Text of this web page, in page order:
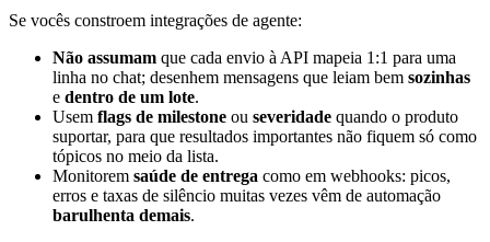
Se vocês constroem integrações de agente:
Não assumam que cada envio à API mapeia 1:1 para uma
linha no chat; desenhem mensagens que leiam bem sozinhas
e dentro de um lote.
Usem flags de milestone ou severidade quando o produto
suportar, para que resultados importantes não fiquem só como
tópicos no meio da lista.
Monitorem saúde de entrega como em webhooks: picos,
erros e taxas de silêncio muitas vezes vêm de automação
barulhenta demais.